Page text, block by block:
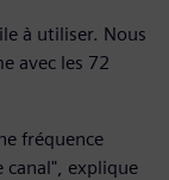
à utiliser. Nous
avec les 72
fréquence
canal", explique